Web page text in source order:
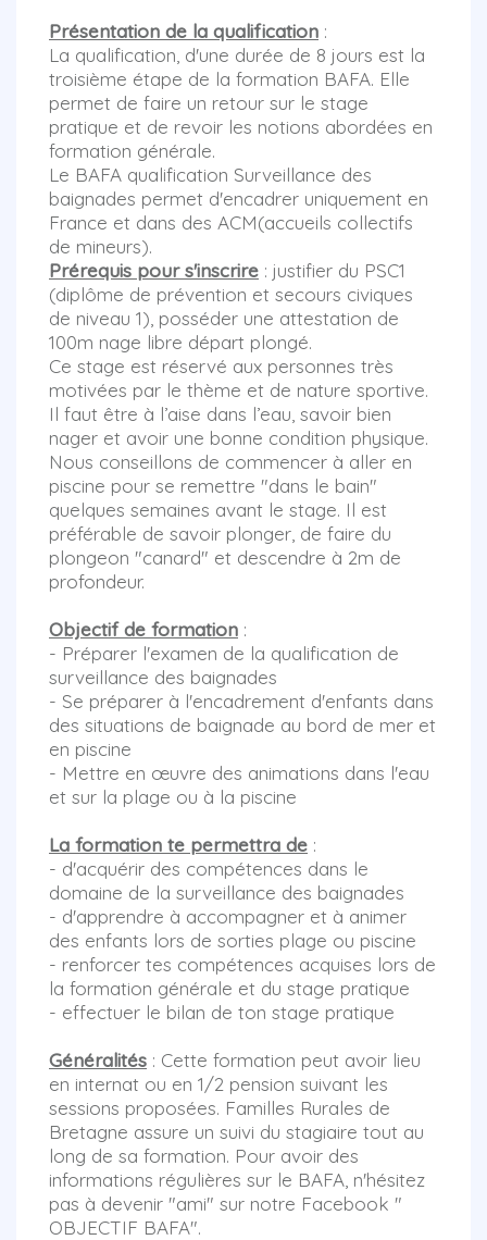
Présentation de la qualification :
La qualification, d'une durée de 8 jours est la
troisième étape de la formation BAFA. Elle
permet de faire un retour sur le stage
pratique et de revoir les notions abordées en
formation générale.
Le BAFA qualification Surveillance des
baignades permet d'encadrer uniquement en
France et dans des ACM(accueils collectifs
de mineurs).
Prérequis pour s'inscrire : justifier du PSC1
(diplôme de prévention et secours civiques
de niveau 1), posséder une attestation de
100m nage libre départ plongé.
Ce stage est réservé aux personnes très
motivées par le thème et de nature sportive.
Il faut être à l’aise dans l’eau, savoir bien
nager et avoir une bonne condition physique.
Nous conseillons de commencer à aller en
piscine pour se remettre "dans le bain"
quelques semaines avant le stage. Il est
préférable de savoir plonger, de faire du
plongeon "canard" et descendre à 2m de
profondeur.
Objectif de formation :
- Préparer l'examen de la qualification de
surveillance des baignades
- Se préparer à l'encadrement d'enfants dans
des situations de baignade au bord de mer et
en piscine
- Mettre en œuvre des animations dans l'eau
et sur la plage ou à la piscine
La formation te permettra de :
- d'acquérir des compétences dans le
domaine de la surveillance des baignades
- d'apprendre à accompagner et à animer
des enfants lors de sorties plage ou piscine
- renforcer tes compétences acquises lors de
la formation générale et du stage pratique
- effectuer le bilan de ton stage pratique
Généralités : Cette formation peut avoir lieu
en internat ou en 1/2 pension suivant les
sessions proposées. Familles Rurales de
Bretagne assure un suivi du stagiaire tout au
long de sa formation. Pour avoir des
informations régulières sur le BAFA, n'hésitez
pas à devenir "ami" sur notre Facebook "
OBJECTIF BAFA".